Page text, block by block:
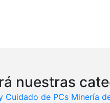
nuestras
Cuidado de PCs Minería